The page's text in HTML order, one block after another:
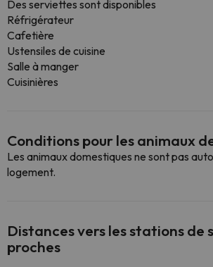
Des serviettes sont disponibles
Réfrigérateur
Cafetière
Ustensiles de cuisine
Salle à manger
Cuisinières
Conditions pour les animaux
Les animaux domestiques ne sont pas
logement.
Distances vers les stations de
proches